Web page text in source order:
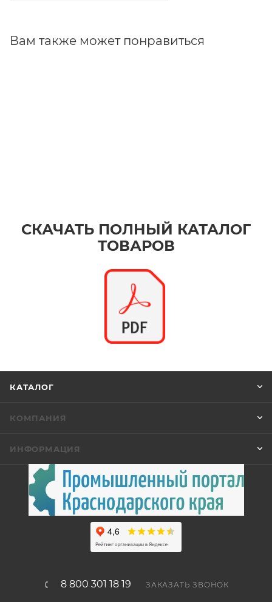
Вам также может понравиться
СКАЧАТЬ ПОЛНЫЙ КАТАЛОГ
ТОВАРОВ
КАТАЛОГ
КОМПАНИЯ
ИНФОРМАЦИЯ
8 800 301 18 19 ЗАКАЗАТЬ ЗВОНОК